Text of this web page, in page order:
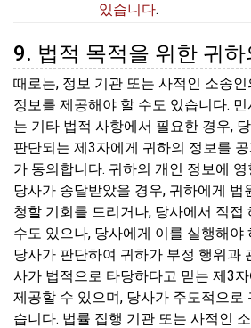
있습니다.
9. 법적 목적을 위한 귀하
때로는, 정보 기관 또는 사적인 소송
정보를 제공해야 할 수도 있습니다.
는 기타 법적 사항에서 필요한 경우,
판단되는 제3자에게 귀하의 정보를
가 동의합니다. 귀하의 개인 정보에
당사가 송달받았을 경우, 귀하에게 법
청할 기회를 드리거나, 당사에서 직접
수도 있으나, 당사에게 이를 실행해야
당사가 판단하여 귀하가 부정 행위과
사가 법적으로 타당하다고 믿는 제3
제공할 수 있으며, 당사가 주도적으로
습니다. 법률 집행 기관 또는 사적인